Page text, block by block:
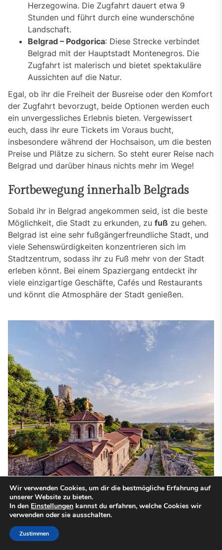
Herzegowina. Die Zugfahrt dauert etwa 9
Stunden und führt durch eine wunderschöne
Landschaft.
Belgrad – Podgorica: Diese Strecke verbindet
Belgrad mit der Hauptstadt Montenegros. Die
Zugfahrt ist malerisch und bietet spektakuläre
Aussichten auf die Natur.
Egal, ob ihr die Freiheit der Busreise oder den Komfort
der Zugfahrt bevorzugt, beide Optionen werden euch
ein unvergessliches Erlebnis bieten. Vergewissert
euch, dass ihr eure Tickets im Voraus bucht,
insbesondere während der Hochsaison, um die besten
Preise und Plätze zu sichern. So steht eurer Reise nach
Belgrad und darüber hinaus nichts mehr im Wege!
Fortbewegung innerhalb Belgrads
Sobald ihr in Belgrad angekommen seid, ist die beste
Möglichkeit, die Stadt zu erkunden, zu fuß zu gehen.
Belgrad ist eine sehr fußgängerfreundliche Stadt, und
viele Sehenswürdigkeiten konzentrieren sich im
Stadtzentrum, sodass ihr zu Fuß mehr von der Stadt
erleben könnt. Bei einem Spaziergang entdeckt ihr
viele einzigartige Geschäfte, Cafés und Restaurants
und könnt die Atmosphäre der Stadt genießen.
Wir verwenden Cookies, um dir die bestmögliche Erfahrung auf
unserer Website zu bieten.
In den Einstellungen kannst du erfahren, welche Cookies wir
verwenden oder sie ausschalten.
Zustimmen